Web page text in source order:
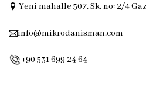
Yeni mahalle 507. Sk. no: 2/4
info@mikrodanisman.com
+90 531 699 24 64